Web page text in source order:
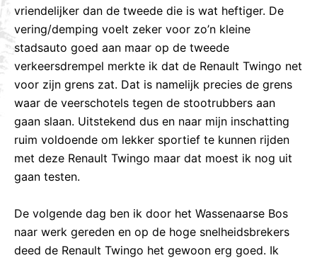
vriendelijker dan de tweede die is wat heftiger. De
vering/demping voelt zeker voor zo’n kleine
stadsauto goed aan maar op de tweede
verkeersdrempel merkte ik dat de Renault Twingo net
voor zijn grens zat. Dat is namelijk precies de grens
waar de veerschotels tegen de stootrubbers aan
gaan slaan. Uitstekend dus en naar mijn inschatting
ruim voldoende om lekker sportief te kunnen rijden
met deze Renault Twingo maar dat moest ik nog uit
gaan testen.
De volgende dag ben ik door het Wassenaarse Bos
naar werk gereden en op de hoge snelheidsbrekers
deed de Renault Twingo het gewoon erg goed. Ik